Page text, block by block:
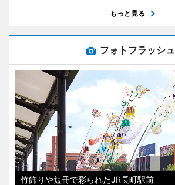
もっと見る
フォトフラッシュ
竹飾りや短冊で彩られたJR長町駅前